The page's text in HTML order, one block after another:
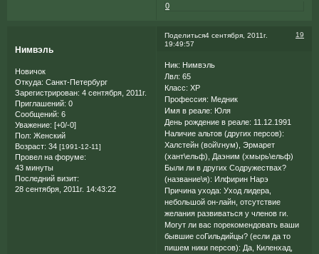
0
Поделиться 19
4 сентября, 2011г.
19:49:57
Нимвэль
Новичок
Откуда: Санкт-Петербург
Зарегистрирован: 4 сентября, 2011г.
Приглашений: 0
Сообщений: 6
Уважение: [+0/-0]
Пол: Женский
Возраст: 34 [1991-12-11]
Провел на форуме:
43 минуты
Последний визит:
28 сентября, 2011г. 14:43:22
Ник: Нимвэль
Лвл: 65
Класс: ХР
Профессия: Медник
Имя в реале: Юля
День рождение в реале: 11.12.1991
Наличие альтов (других персов):
Халстейн (вой\гнум), Эрмарет
(хант\ельф), Даэним (хмырь\ельф)
Были ли в других Содружествах?
(название\я): Илфирин Нарэ
Причина ухода: Уход лидера,
небольшой он-лайн, отсутствие
желания развиваться у членов ги.
Могут ли вас порекомендовать ваши
бывшие соГильдийцы? (если да то
пишем ники персов): Да, Киленхад,